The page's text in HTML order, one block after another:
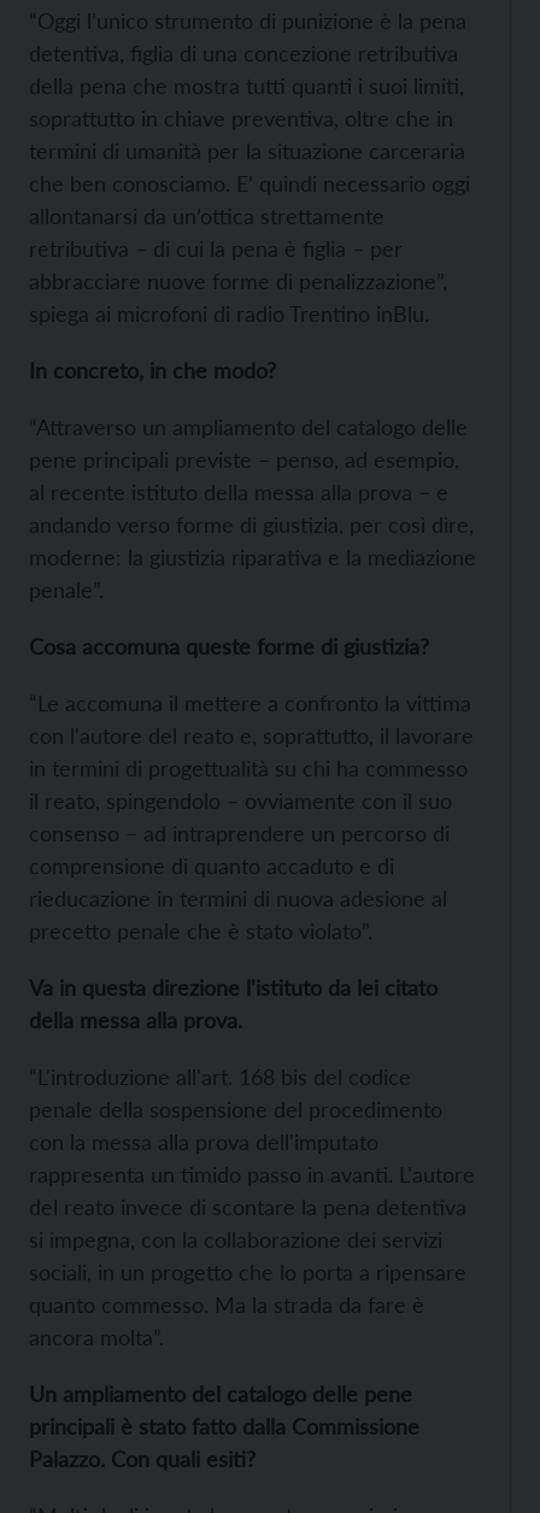
“Oggi l’unico strumento di punizione è la pena
detentiva, figlia di una concezione retributiva
della pena che mostra tutti quanti i suoi limiti,
soprattutto in chiave preventiva, oltre che in
termini di umanità per la situazione carceraria
che ben conosciamo. E’ quindi necessario oggi
allontanarsi da un’ottica strettamente
retributiva – di cui la pena è figlia – per
abbracciare nuove forme di penalizzazione”,
spiega ai microfoni di radio Trentino inBlu.
In concreto, in che modo?
“Attraverso un ampliamento del catalogo delle
pene principali previste – penso, ad esempio,
al recente istituto della messa alla prova – e
andando verso forme di giustizia, per così dire,
moderne: la giustizia riparativa e la mediazione
penale”.
Cosa accomuna queste forme di giustizia?
“Le accomuna il mettere a confronto la vittima
con l'autore del reato e, soprattutto, il lavorare
in termini di progettualità su chi ha commesso
il reato, spingendolo – ovviamente con il suo
consenso – ad intraprendere un percorso di
comprensione di quanto accaduto e di
rieducazione in termini di nuova adesione al
precetto penale che è stato violato”.
Va in questa direzione l'istituto da lei citato
della messa alla prova.
“L'introduzione all'art. 168 bis del codice
penale della sospensione del procedimento
con la messa alla prova dell'imputato
rappresenta un timido passo in avanti. L'autore
del reato invece di scontare la pena detentiva
si impegna, con la collaborazione dei servizi
sociali, in un progetto che lo porta a ripensare
quanto commesso. Ma la strada da fare è
ancora molta”.
Un ampliamento del catalogo delle pene
principali è stato fatto dalla Commissione
Palazzo. Con quali esiti?